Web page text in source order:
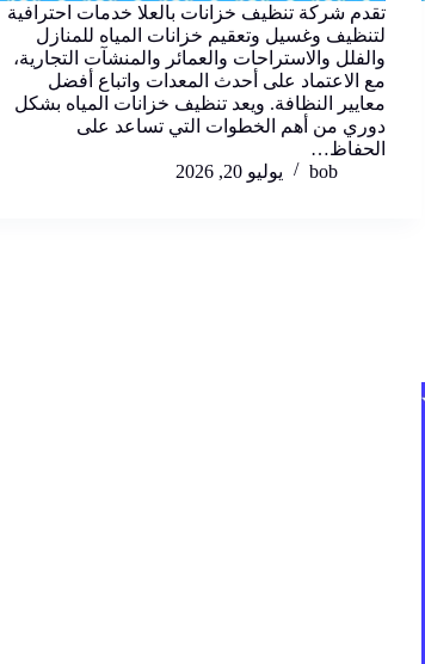
تقدم شركة تنظيف خزانات بالعلا خدمات احترافية
لتنظيف وغسيل وتعقيم خزانات المياه للمنازل
والفلل والاستراحات والعمائر والمنشآت التجارية،
مع الاعتماد على أحدث المعدات واتباع أفضل
معايير النظافة. ويعد تنظيف خزانات المياه بشكل
دوري من أهم الخطوات التي تساعد على
الحفاظ…
bob
يوليو 20, 2026